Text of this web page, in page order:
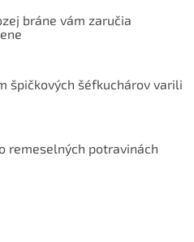
e
p
k
p
bráne vám zaručia
špičkových šéfkuchárov varili
remeselných potravinách